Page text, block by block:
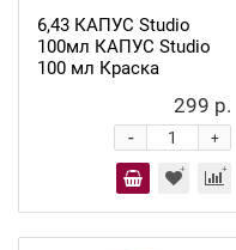
6,43 КАПУС Studio
100мл КАПУС Studio
100 мл Краска
299 р.
+
-